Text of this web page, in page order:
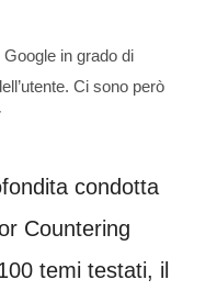
in grado di
Ci sono però
condotta
Countering
temi testati, il